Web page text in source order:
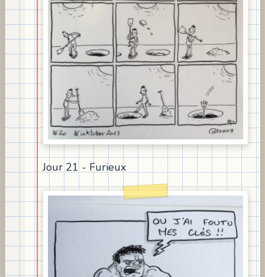
Jour 21 - Furieux